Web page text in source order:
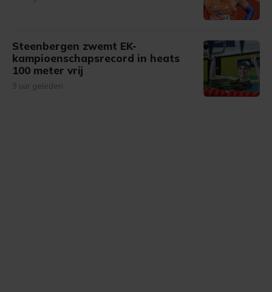
Steenbergen zwemt EK-
kampioenschapsrecord in heats
100 meter vrij
9 uur geleden